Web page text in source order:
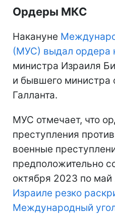
Ордеры МКС
Накануне
(МУС) выдал ордера
министра Израиля
и бывшего министра
Галланта.
МУС отмечает, что
преступления
военные
предположительно
октября 2023 по май
Израиле резко
Международный